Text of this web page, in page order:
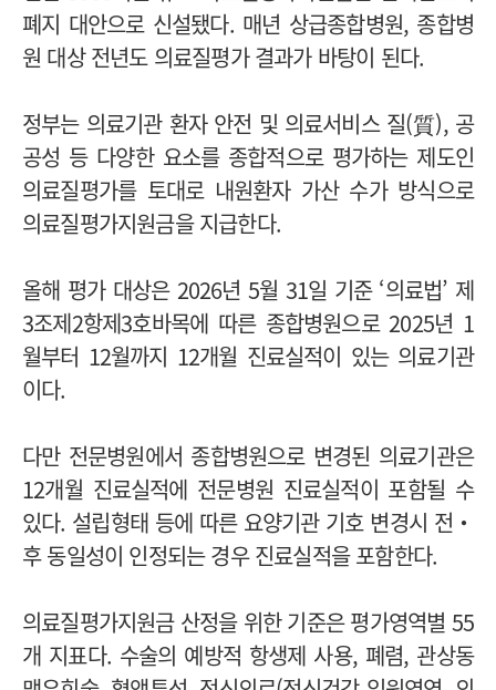
폐지 대안으로 신설됐다. 매년 상급종합병원, 종합병
원 대상 전년도 의료질평가 결과가 바탕이 된다.
정부는 의료기관 환자 안전 및 의료서비스 질(質), 공
공성 등 다양한 요소를 종합적으로 평가하는 제도인
의료질평가를 토대로 내원환자 가산 수가 방식으로
의료질평가지원금을 지급한다.
올해 평가 대상은 2026년 5월 31일 기준 ‘의료법’ 제
3조제2항제3호바목에 따른 종합병원으로 2025년 1
월부터 12월까지 12개월 진료실적이 있는 의료기관
이다.
다만 전문병원에서 종합병원으로 변경된 의료기관은
12개월 진료실적에 전문병원 진료실적이 포함될 수
있다. 설립형태 등에 따른 요양기관 기호 변경시 전‧
후 동일성이 인정되는 경우 진료실적을 포함한다.
의료질평가지원금 산정을 위한 기준은 평가영역별 55
개 지표다. 수술의 예방적 항생제 사용, 폐렴, 관상동